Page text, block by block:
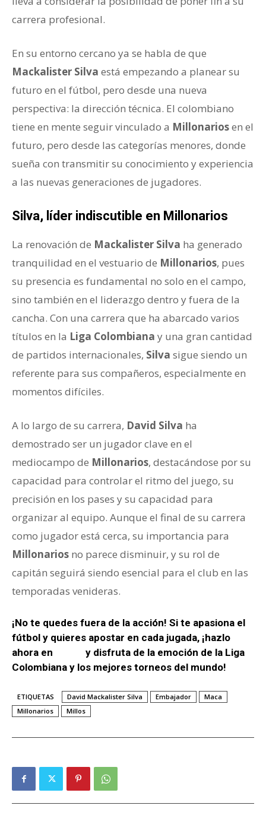
carrera profesional.
En su entorno cercano ya se habla de que
Mackalister Silva está empezando a planear su
futuro en el fútbol, pero desde una nueva
perspectiva: la dirección técnica. El colombiano
tiene en mente seguir vinculado a Millonariosen el
futuro, pero desde las categorías menores, donde
sueña con transmitir su conocimiento y experiencia
a las nuevas generaciones de jugadores.
Silva, líder indiscutible en Millonarios
La renovación de Mackalister Silva ha generado
tranquilidad en el vestuario de Millonarios, pues
su presencia es fundamental no solo en el campo,
sino también en el liderazgo dentro y fuera de la
cancha. Con una carrera que ha abarcado varios
títulos en la Liga Colombiana y una gran cantidad
de partidos internacionales, Silva sigue siendo un
referente para sus compañeros, especialmente en
momentos difíciles.
A lo largo de su carrera, David Silva ha
demostrado ser un jugador clave en el
mediocampo de Millonarios, destacándose por su
capacidad para controlar el ritmo del juego, su
precisión en los pases y su capacidad para
organizar al equipo. Aunque el final de su carrera
como jugador está cerca, su importancia para
Millonarios no parece disminuir, y su rol de
capitán seguirá siendo esencial para el club en las
temporadas venideras.
¡No te quedes fuera de la acción! Si te apasiona el
fútbol y quieres apostar en cada jugada, ¡hazlo
ahora en
y disfruta de la emoción de la Liga
Colombiana y los mejores torneos del mundo!
ETIQUETAS David Mackalister Silva Embajador
Maca
Millonarios
Millos